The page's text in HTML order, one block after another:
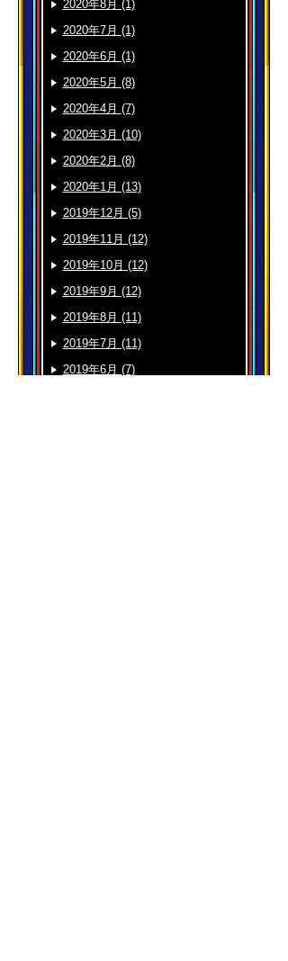
2020年8月 (1)
2020年7月 (1)
2020年6月 (1)
2020年5月 (8)
2020年4月 (7)
2020年3月 (10)
2020年2月 (8)
2020年1月 (13)
2019年12月 (5)
2019年11月 (12)
2019年10月 (12)
2019年9月 (12)
2019年8月 (11)
2019年7月 (11)
2019年6月 (7)